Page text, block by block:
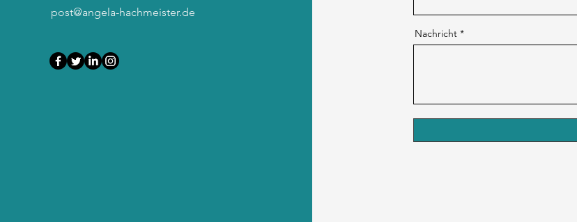
post@angela-hachmeister.de
Nachricht *